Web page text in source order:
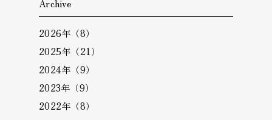
Archive
2026年（8）
2025年（21）
2024年（9）
2023年（9）
2022年（8）